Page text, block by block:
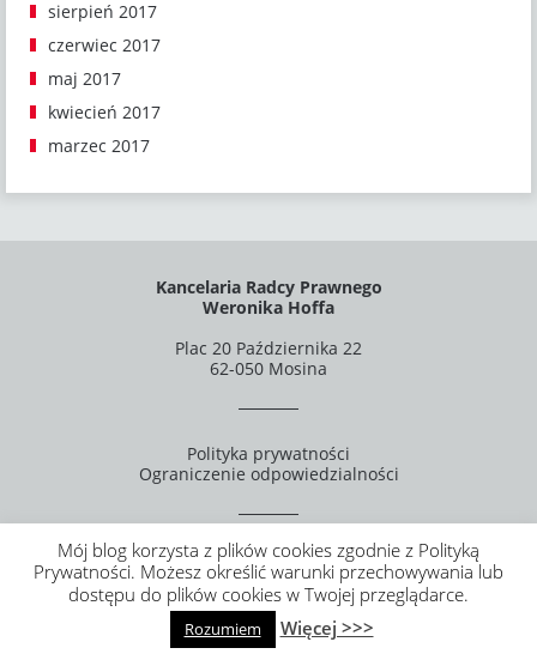
sierpień 2017
czerwiec 2017
maj 2017
kwiecień 2017
marzec 2017
Kancelaria Radcy Prawnego
Weronika Hoffa
Plac 20 Października 22
62-050 Mosina
Polityka prywatności
Ograniczenie odpowiedzialności
Strategy, design, marketing & support byweb.lex
Mój blog korzysta z plików cookies zgodnie z Polityką
Prywatności. Możesz określić warunki przechowywania lub
dostępu do plików cookies w Twojej przeglądarce.
Rozumiem Więcej >>>